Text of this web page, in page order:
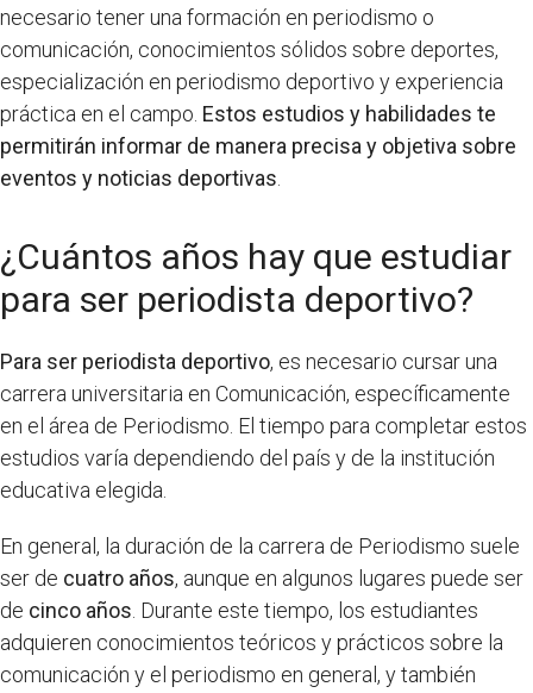
necesario tener una formación en periodismo o
comunicación, conocimientos sólidos sobre deportes,
especialización en periodismo deportivo y experiencia
práctica en el campo. Estos estudios y habilidades te
permitirán informar de manera precisa y objetiva sobre
eventos y noticias deportivas
¿Cuántos años hay que estudiar
para ser periodista deportivo?
Para ser periodista deportivo, es necesario cursar una
carrera universitaria en Comunicación, específicamente
en el área de Periodismo. El tiempo para completar estos
estudios varía dependiendo del país y de la institución
educativa elegida.
En general, la duración de la carrera de Periodismo suele
ser de cuatro años, aunque en algunos lugares puede ser
de cinco años . Durante este tiempo, los estudiantes
adquieren conocimientos teóricos y prácticos sobre la
comunicación y el periodismo en general, y también